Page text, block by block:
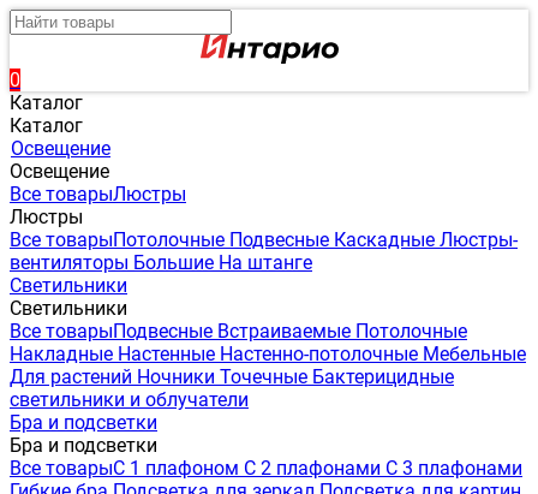
0
Каталог
Каталог
Освещение
Освещение
Все товарыЛюстры
Люстры
Все товарыПотолочные Подвесные Каскадные Люстры-
вентиляторы Большие На штанге
Светильники
Светильники
Все товарыПодвесные Встраиваемые Потолочные
Накладные Настенные Настенно-потолочные Мебельные
Для растений Ночники Точечные Бактерицидные
светильники и облучатели
Бра и подсветки
Бра и подсветки
Все товарыС 1 плафоном С 2 плафонами С 3 плафонами